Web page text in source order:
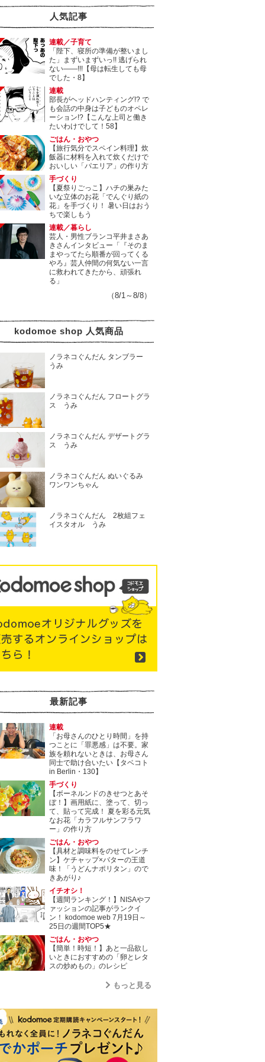
人気記事
連載／子育て
「陛下、寝所の準備が整いまし
た」まずいまずいっ!! 逃げられ
ない――!!!【母は転生しても母
でした・8】
連載
部長がヘッドハンティング!? で
も会話の中身は子どものオペレ
ーション!?【こんな上司と働き
たいわけでして！58】
ごはん・おやつ
【旅行気分でスペイン料理】炊
飯器に材料を入れて炊くだけで
おいしい「パエリア」の作り方
手づくり
【夏祭りごっこ】ハチの巣みた
いな立体のお花「でんぐり紙の
花」を手づくり！ 暑い日はおう
ちで楽しもう
連載／暮らし
芸人・男性ブランコ平井まさあ
きさんインタビュー「『そのま
まやってたら順番が回ってくる
やろ』芸人仲間の何気ない一言
に救われてきたから、頑張れ
る」
（8/1～8/8）
kodomoe shop 人気商品
ノラネコぐんだん タンブラー
うみ
ノラネコぐんだん フロートグラ
ス うみ
ノラネコぐんだん デザートグラ
ス うみ
ノラネコぐんだん ぬいぐるみ
ワンワンちゃん
ノラネコぐんだん 2枚組フェ
イスタオル うみ
最新記事
連載
「お母さんのひとり時間」を持
つことに「罪悪感」は不要。家
族を頼れないときは、お母さん
同士で助け合いたい【タベコト
in Berlin・130】
手づくり
【ボーネルンドのきせつとあそ
ぼ！】画用紙に、塗って、切っ
て、貼って完成！ 夏を彩る元気
なお花「カラフルサンフラワ
ー」の作り方
ごはん・おやつ
【具材と調味料をのせてレンチ
ン】ケチャップ×バターの王道
味！「うどんナポリタン」ので
きあがり♪
イチオシ！
【週間ランキング！】NISAやフ
ァッションの記事がランクイ
ン！ kodomoe web 7月19日～
25日の週間TOP5★
ごはん・おやつ
【簡単！時短！】あと一品欲し
いときにおすすめの「卵とレタ
スの炒めもの」のレシピ
もっと見る